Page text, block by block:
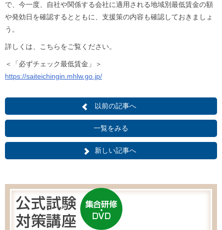
で、今一度、自社や関係する会社に適用される地域別最低賃金の額
や発効日を確認するとともに、支援策の内容も確認しておきましょ
う。
詳しくは、こちらをご覧ください。
＜「必ずチェック最低賃金」＞
https://saiteichingin.mhlw.go.jp/
以前の記事へ
一覧をみる
新しい記事へ